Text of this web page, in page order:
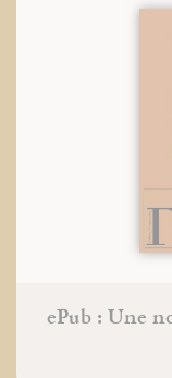
ePub : Une